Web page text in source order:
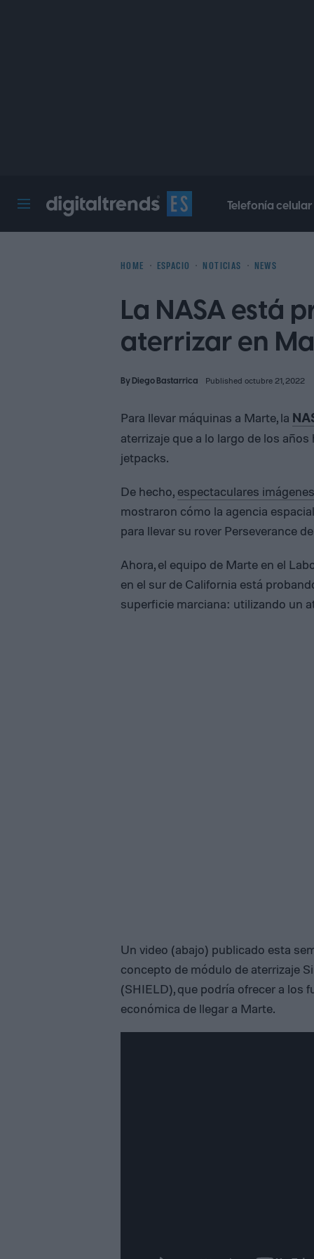
Telefonía celular
HOME ESPACIO NOTICIAS NEWS
La NASA está
aterrizar en
ByDiego Bastarrica Published octubre 21, 2022
Para llevar máquinas a Marte, la
aterrizaje que a lo largo de los
jetpacks.
De hecho, espectaculares
mostraron cómo la agencia
para llevar su rover Perseverance
Ahora, el equipo de Marte en el
en el sur de California está
superficie marciana: utilizando un
Un video (abajo) publicado esta
concepto de módulo de aterrizaje
(SHIELD), que podría ofrecer a los
económica de llegar a Marte.